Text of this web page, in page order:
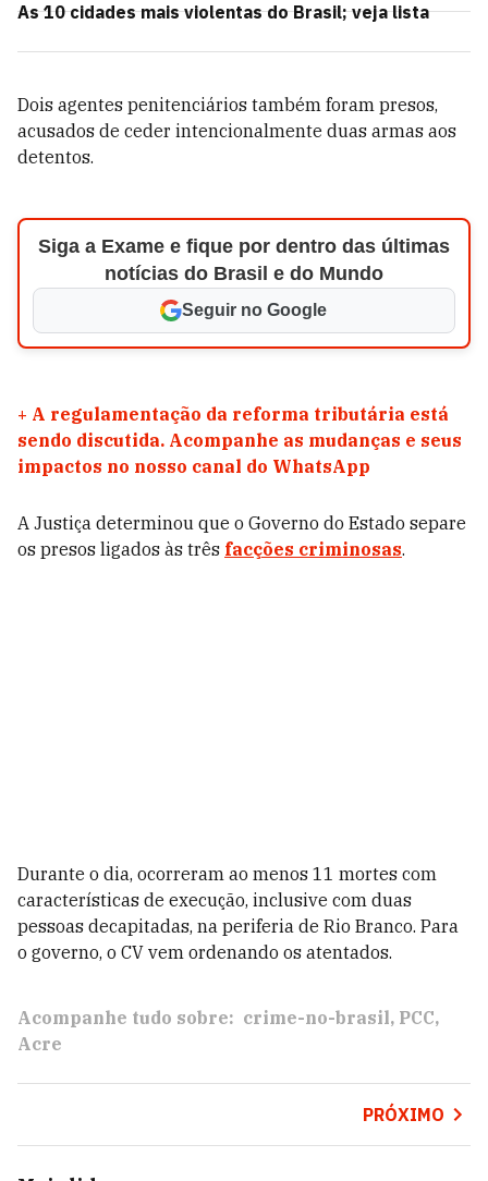
As 10 cidades mais violentas do Brasil; veja lista
Dois agentes penitenciários também foram presos,
acusados de ceder intencionalmente duas armas aos
detentos.
Siga a Exame e fique por dentro das últimas
notícias do Brasil e do Mundo
Seguir no Google
+ A regulamentação da reforma tributária está
sendo discutida. Acompanhe as mudanças e seus
impactos no nosso canal do WhatsApp
A Justiça determinou que o Governo do Estado separe
os presos ligados às três facções criminosas.
Durante o dia, ocorreram ao menos 11 mortes com
características de execução, inclusive com duas
pessoas decapitadas, na periferia de Rio Branco. Para
o governo, o CV vem ordenando os atentados.
Acompanhe tudo sobre: crime-no-brasil PCC
Acre
PRÓXIMO